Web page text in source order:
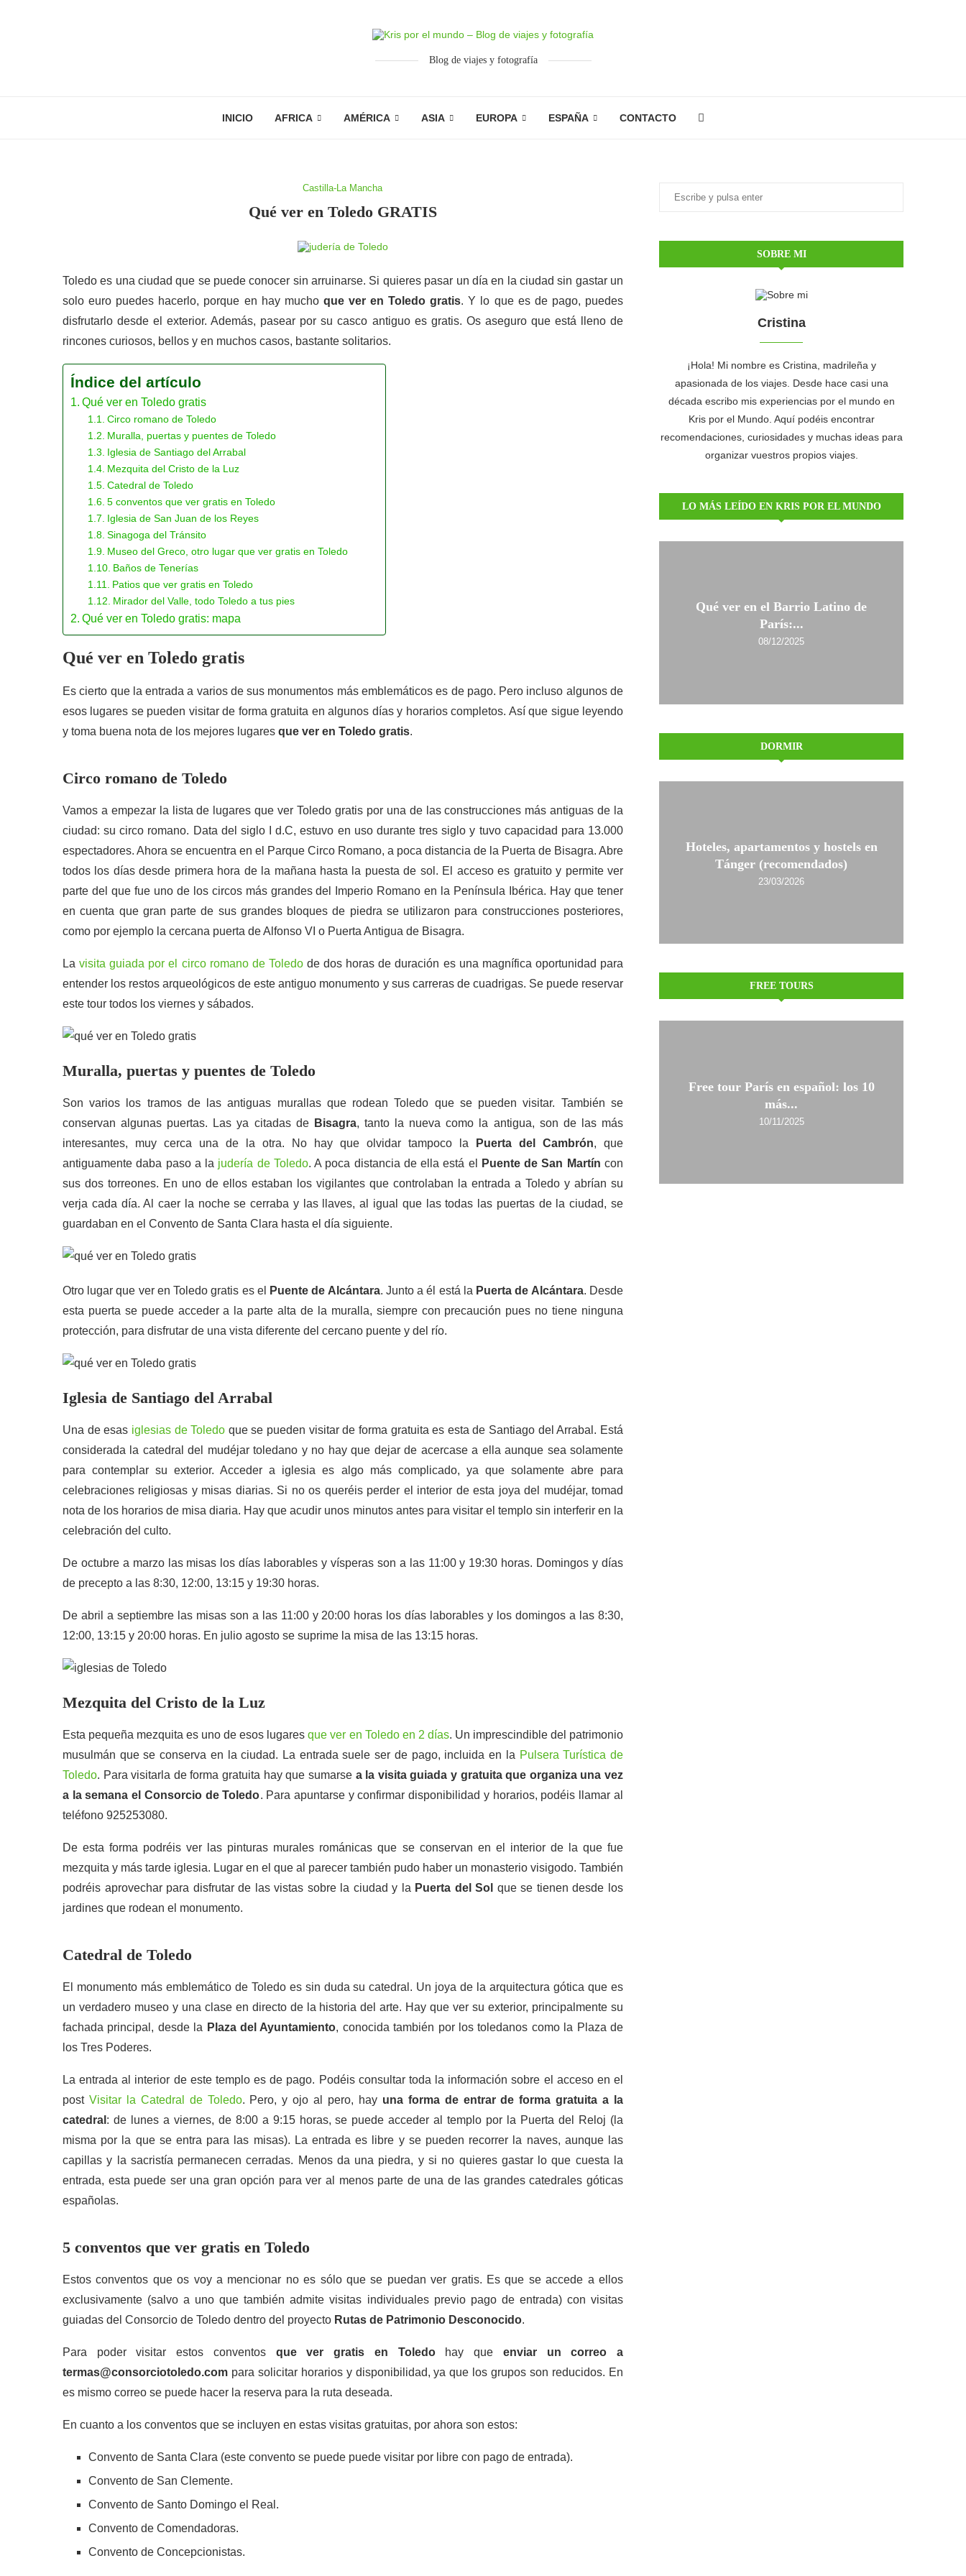
Blog de viajes y fotografía
INICIO AFRICA AMÉRICA ASIA EUROPA ESPAÑA CONTACTO
Castilla-La Mancha
Qué ver en Toledo GRATIS
Toledo es una ciudad que se puede conocer sin arruinarse. Si quieres pasar un día en la ciudad sin gastar un
solo euro puedes hacerlo, porque en hay mucho que ver en Toledo gratis. Y lo que es de pago, puedes
disfrutarlo desde el exterior. Además, pasear por su casco antiguo es gratis. Os aseguro que está lleno de
rincones curiosos, bellos y en muchos casos, bastante solitarios.
Índice del artículo
Qué ver en Toledo gratis
Circo romano de Toledo
Muralla, puertas y puentes de Toledo
Iglesia de Santiago del Arrabal
Mezquita del Cristo de la Luz
Catedral de Toledo
5 conventos que ver gratis en Toledo
Iglesia de San Juan de los Reyes
Sinagoga del Tránsito
Museo del Greco, otro lugar que ver gratis en Toledo
Baños de Tenerías
Patios que ver gratis en Toledo
Mirador del Valle, todo Toledo a tus pies
Qué ver en Toledo gratis: mapa
Qué ver en Toledo gratis
Es cierto que la entrada a varios de sus monumentos más emblemáticos es de pago. Pero incluso algunos de
esos lugares se pueden visitar de forma gratuita en algunos días y horarios completos. Así que sigue leyendo
y toma buena nota de los mejores lugares que ver en Toledo gratis.
Circo romano de Toledo
Vamos a empezar la lista de lugares que ver Toledo gratis por una de las construcciones más antiguas de la
ciudad: su circo romano. Data del siglo I d.C, estuvo en uso durante tres siglo y tuvo capacidad para 13.000
espectadores. Ahora se encuentra en el Parque Circo Romano, a poca distancia de la Puerta de Bisagra. Abre
todos los días desde primera hora de la mañana hasta la puesta de sol. El acceso es gratuito y permite ver
parte del que fue uno de los circos más grandes del Imperio Romano en la Península Ibérica. Hay que tener
en cuenta que gran parte de sus grandes bloques de piedra se utilizaron para construcciones posteriores,
como por ejemplo la cercana puerta de Alfonso VI o Puerta Antigua de Bisagra.
Lavisita guiada por el circo romano de Toledode dos horas de duración es una magnífica oportunidad para
entender los restos arqueológicos de este antiguo monumento y sus carreras de cuadrigas. Se puede reservar
este tour todos los viernes y sábados.
Muralla, puertas y puentes de Toledo
Son varios los tramos de las antiguas murallas que rodean Toledo que se pueden visitar. También se
conservan algunas puertas. Las ya citadas de Bisagra, tanto la nueva como la antigua, son de las más
interesantes, muy cerca una de la otra. No hay que olvidar tampoco la
Puerta del Cambrón, que
antiguamente daba paso a la judería de Toledo. A poca distancia de ella está el Puente de San Martín con
sus dos torreones. En uno de ellos estaban los vigilantes que controlaban la entrada a Toledo y abrían su
verja cada día. Al caer la noche se cerraba y las llaves, al igual que las todas las puertas de la ciudad, se
guardaban en el Convento de Santa Clara hasta el día siguiente.
Otro lugar que ver en Toledo gratis es el Puente de Alcántara. Junto a él está la Puerta de Alcántara. Desde
esta puerta se puede acceder a la parte alta de la muralla, siempre con precaución pues no tiene ninguna
protección, para disfrutar de una vista diferente del cercano puente y del río.
Iglesia de Santiago del Arrabal
Una de esas iglesias de Toledo que se pueden visitar de forma gratuita es esta de Santiago del Arrabal. Está
considerada la catedral del mudéjar toledano y no hay que dejar de acercase a ella aunque sea solamente
para contemplar su exterior. Acceder a iglesia es algo más complicado, ya que solamente abre para
celebraciones religiosas y misas diarias. Si no os queréis perder el interior de esta joya del mudéjar, tomad
nota de los horarios de misa diaria. Hay que acudir unos minutos antes para visitar el templo sin interferir en la
celebración del culto.
De octubre a marzo las misas los días laborables y vísperas son a las 11:00 y 19:30 horas. Domingos y días
de precepto a las 8:30, 12:00, 13:15 y 19:30 horas.
De abril a septiembre las misas son a las 11:00 y 20:00 horas los días laborables y los domingos a las 8:30,
12:00, 13:15 y 20:00 horas. En julio agosto se suprime la misa de las 13:15 horas.
Mezquita del Cristo de la Luz
Esta pequeña mezquita es uno de esos lugaresque ver en Toledo en 2 días. Un imprescindible del patrimonio
musulmán que se conserva en la ciudad. La entrada suele ser de pago, incluida en la Pulsera Turística de
Toledo. Para visitarla de forma gratuita hay que sumarsea la visita guiada y gratuita que organiza una vez
a la semana el Consorcio de Toledo. Para apuntarse y confirmar disponibilidad y horarios, podéis llamar al
teléfono 925253080.
De esta forma podréis ver las pinturas murales románicas que se conservan en el interior de la que fue
mezquita y más tarde iglesia. Lugar en el que al parecer también pudo haber un monasterio visigodo. También
podréis aprovechar para disfrutar de las vistas sobre la ciudad y la Puerta del Sol que se tienen desde los
jardines que rodean el monumento.
Catedral de Toledo
El monumento más emblemático de Toledo es sin duda su catedral. Un joya de la arquitectura gótica que es
un verdadero museo y una clase en directo de la historia del arte. Hay que ver su exterior, principalmente su
fachada principal, desde la Plaza del Ayuntamiento, conocida también por los toledanos como la Plaza de
los Tres Poderes.
La entrada al interior de este templo es de pago. Podéis consultar toda la información sobre el acceso en el
post Visitar la Catedral de Toledo. Pero, y ojo al pero, hay una forma de entrar de forma gratuita a la
catedral : de lunes a viernes, de 8:00 a 9:15 horas, se puede acceder al templo por la Puerta del Reloj (la
misma por la que se entra para las misas). La entrada es libre y se pueden recorrer la naves, aunque las
capillas y la sacristía permanecen cerradas. Menos da una piedra, y si no quieres gastar lo que cuesta la
entrada, esta puede ser una gran opción para ver al menos parte de una de las grandes catedrales góticas
españolas.
5 conventos que ver gratis en Toledo
Estos conventos que os voy a mencionar no es sólo que se puedan ver gratis. Es que se accede a ellos
exclusivamente (salvo a uno que también admite visitas individuales previo pago de entrada) con visitas
guiadas del Consorcio de Toledo dentro del proyecto Rutas de Patrimonio Desconocido.
Para poder visitar estos conventos que ver gratis en Toledohay que enviar un correo a
termas@consorciotoledo.com para solicitar horarios y disponibilidad, ya que los grupos son reducidos. En
es mismo correo se puede hacer la reserva para la ruta deseada.
En cuanto a los conventos que se incluyen en estas visitas gratuitas, por ahora son estos:
Convento de Santa Clara (este convento se puede puede visitar por libre con pago de entrada).
Convento de San Clemente.
Convento de Santo Domingo el Real.
Convento de Comendadoras.
Convento de Concepcionistas.
SOBRE MI
Cristina
¡Hola! Mi nombre es Cristina, madrileña y
apasionada de los viajes. Desde hace casi una
década escribo mis experiencias por el mundo en
Kris por el Mundo. Aquí podéis encontrar
recomendaciones, curiosidades y muchas ideas para
organizar vuestros propios viajes.
LO MÁS LEÍDO EN KRIS POR EL MUNDO
Qué ver en el Barrio Latino de
París:...
08/12/2025
DORMIR
Hoteles, apartamentos y hostels en
Tánger (recomendados)
23/03/2026
FREE TOURS
Free tour París en español: los 10
más...
10/11/2025